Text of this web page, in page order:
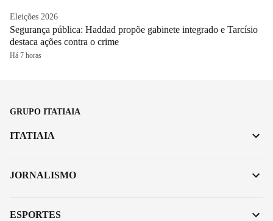
Eleições 2026
Segurança pública: Haddad propõe gabinete integrado e Tarcísio
destaca ações contra o crime
Há 7 horas
GRUPO ITATIAIA
ITATIAIA
JORNALISMO
ESPORTES